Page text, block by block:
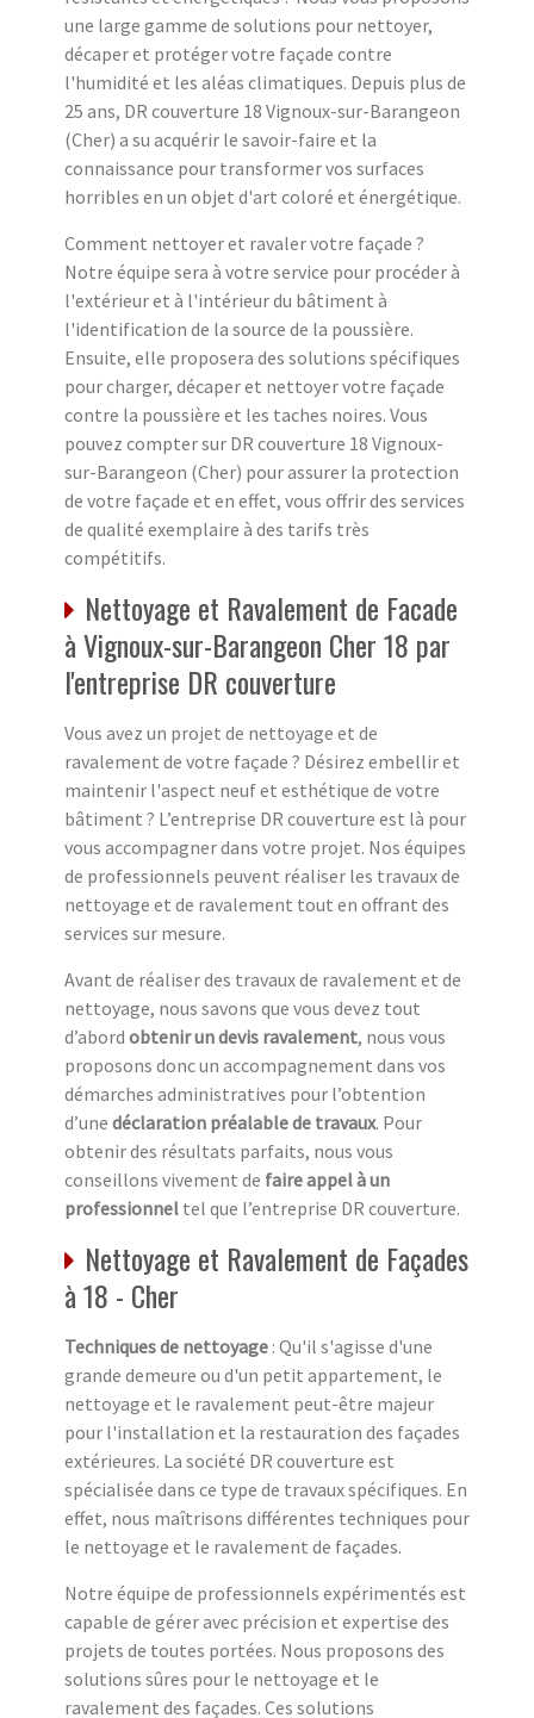
une large gamme de solutions pour nettoyer,
décaper et protéger votre façade contre
l'humidité et les aléas climatiques. Depuis plus de
25 ans, DR couverture 18 Vignoux-sur-Barangeon
(Cher) a su acquérir le savoir-faire et la
connaissance pour transformer vos surfaces
horribles en un objet d'art coloré et énergétique.
Comment nettoyer et ravaler votre façade ?
Notre équipe sera à votre service pour procéder à
l'extérieur et à l'intérieur du bâtiment à
l'identification de la source de la poussière.
Ensuite, elle proposera des solutions spécifiques
pour charger, décaper et nettoyer votre façade
contre la poussière et les taches noires. Vous
pouvez compter sur DR couverture 18 Vignoux-
sur-Barangeon (Cher) pour assurer la protection
de votre façade et en effet, vous offrir des services
de qualité exemplaire à des tarifs très
compétitifs.
Nettoyage et Ravalement de Facade
à Vignoux-sur-Barangeon Cher 18 par
l'entreprise DR couverture
Vous avez un projet de nettoyage et de
ravalement de votre façade ? Désirez embellir et
maintenir l'aspect neuf et esthétique de votre
bâtiment ? L’entreprise DR couverture est là pour
vous accompagner dans votre projet. Nos équipes
de professionnels peuvent réaliser les travaux de
nettoyage et de ravalement tout en offrant des
services sur mesure.
Avant de réaliser des travaux de ravalement et de
nettoyage, nous savons que vous devez tout
d’abord obtenir un devis ravalement, nous vous
proposons donc un accompagnement dans vos
démarches administratives pour l’obtention
d’une déclaration préalable de travaux. Pour
obtenir des résultats parfaits, nous vous
conseillons vivement de faire appel à un
professionnel tel que l’entreprise DR couverture.
Nettoyage et Ravalement de Façades
à 18 - Cher
Techniques de nettoyage : Qu'il s'agisse d'une
grande demeure ou d'un petit appartement, le
nettoyage et le ravalement peut-être majeur
pour l'installation et la restauration des façades
extérieures. La société DR couverture est
spécialisée dans ce type de travaux spécifiques. En
effet, nous maîtrisons différentes techniques pour
le nettoyage et le ravalement de façades.
Notre équipe de professionnels expérimentés est
capable de gérer avec précision et expertise des
projets de toutes portées. Nous proposons des
solutions sûres pour le nettoyage et le
ravalement des façades. Ces solutions